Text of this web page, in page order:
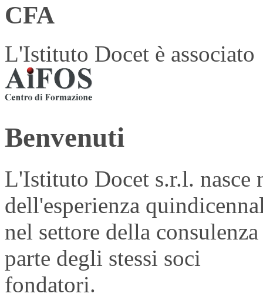
CFA
L'Istituto Docet è associato
Benvenuti
L'Istituto Docet s.r.l. nasce
dell'esperienza
nel settore della
parte degli stessi soci
fondatori.